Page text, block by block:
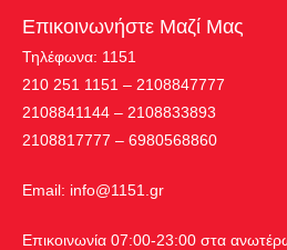
Επικοινωνήστε Μαζί Μας
Τηλέφωνα: 1151
210 251 1151 – 2108847777
2108841144 – 2108833893
2108817777 – 6980568860
Εmail: info@1151.gr
Επικοινωνία 07:00-23:00 στα